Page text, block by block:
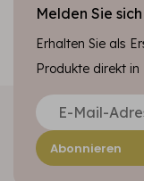
Melden Sie
Erhalten Sie als
Produkte direkt
Abonnieren